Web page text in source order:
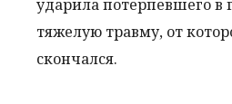
ударила потерпевшего в
тяжелую травму, от
скончался.